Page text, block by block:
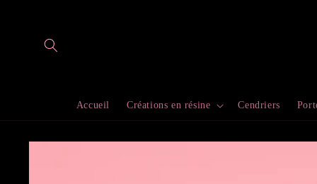
contenu
Accueil Créations en résine Cendriers
Passer aux